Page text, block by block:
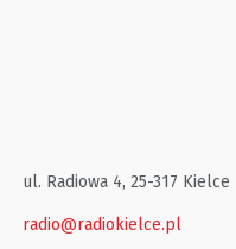
ul. Radiowa 4, 25-317 Kielce
radio@radiokielce.pl